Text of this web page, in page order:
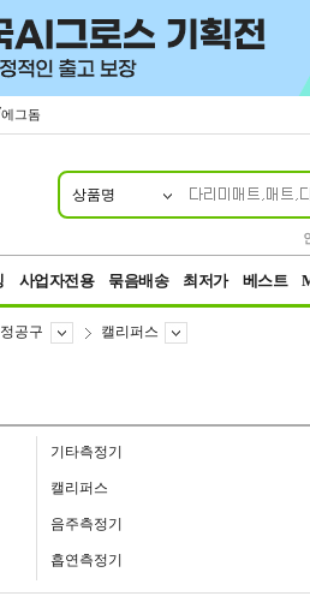
에그돔
상품명
사업자전용 묶음배송 최저가 베스트
공구 캘리퍼스
기타측정기
캘리퍼스
음주측정기
흡연측정기